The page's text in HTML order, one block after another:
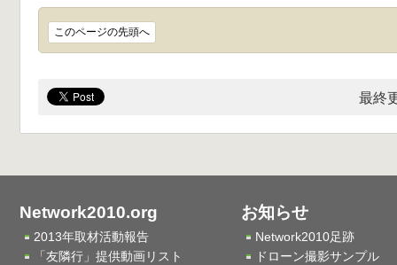
このページの先頭へ
最終
Network2010.org
2013年取材活動報告
「友隣行」提供動画リスト
お知らせ
Network2010足跡
ドローン撮影サンプル